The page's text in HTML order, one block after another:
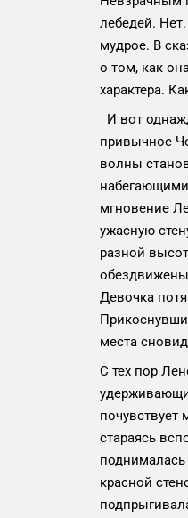
лебедей.
мудрое. В
о том, как
характера.
И вот
привычное
волны
мгновение
ужасную
разной
Девочка
места
С тех пор
стараясь
поднималась
красной